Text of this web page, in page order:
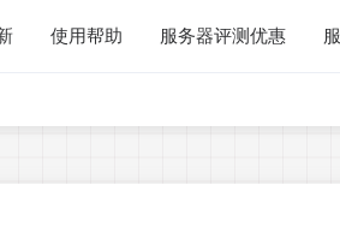
使用帮助 服务器评测优惠